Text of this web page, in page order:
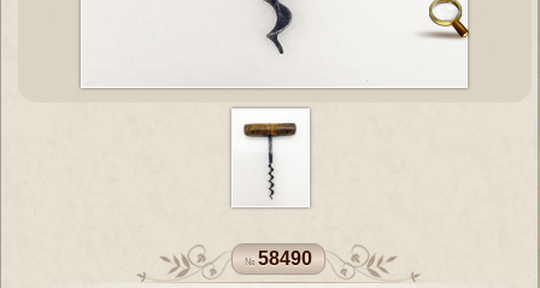
58490